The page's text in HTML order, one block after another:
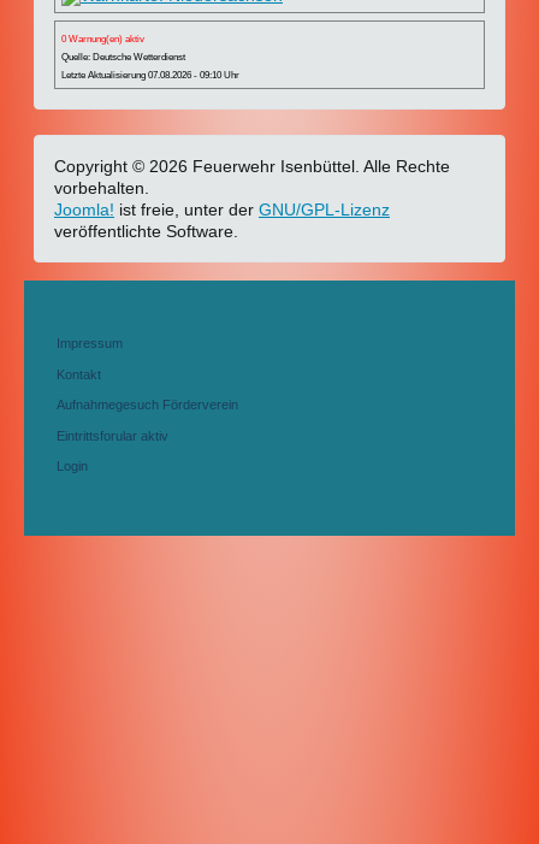
0 Warnung(en) aktiv
Quelle: Deutsche Wetterdienst
Letzte Aktualisierung 07.08.2026 - 09:10 Uhr
Copyright © 2026 Feuerwehr Isenbüttel. Alle Rechte
vorbehalten.
Joomla! ist freie, unter der GNU/GPL-Lizenz
veröffentlichte Software.
Impressum
Kontakt
Aufnahmegesuch Förderverein
Eintrittsforular aktiv
Login